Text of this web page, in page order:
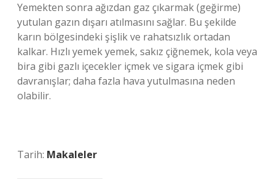
Yemekten sonra ağızdan gaz çıkarmak (geğirme)
yutulan gazın dışarı atılmasını sağlar. Bu şekilde
karın bölgesindeki şişlik ve rahatsızlık ortadan
kalkar. Hızlı yemek yemek, sakız çiğnemek, kola veya
bira gibi gazlı içecekler içmek ve sigara içmek gibi
davranışlar; daha fazla hava yutulmasına neden
olabilir.
Tarih: Makaleler